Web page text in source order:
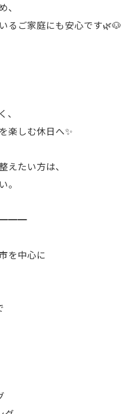
、
るご家庭にも安心です🌿🐶
、
楽しむ休日へ✨
えたい方は、
。
を中心に